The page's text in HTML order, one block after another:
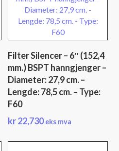
Filter Silencer – 6″ (152,4
mm.) BSPT hanngjenger –
Diameter: 27,9 cm. –
Lengde: 78,5 cm. – Type:
F60
kr22,730 eks mva